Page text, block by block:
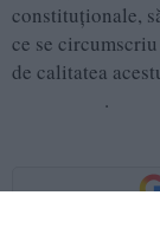
constituționale,
ce se
de calitatea
.